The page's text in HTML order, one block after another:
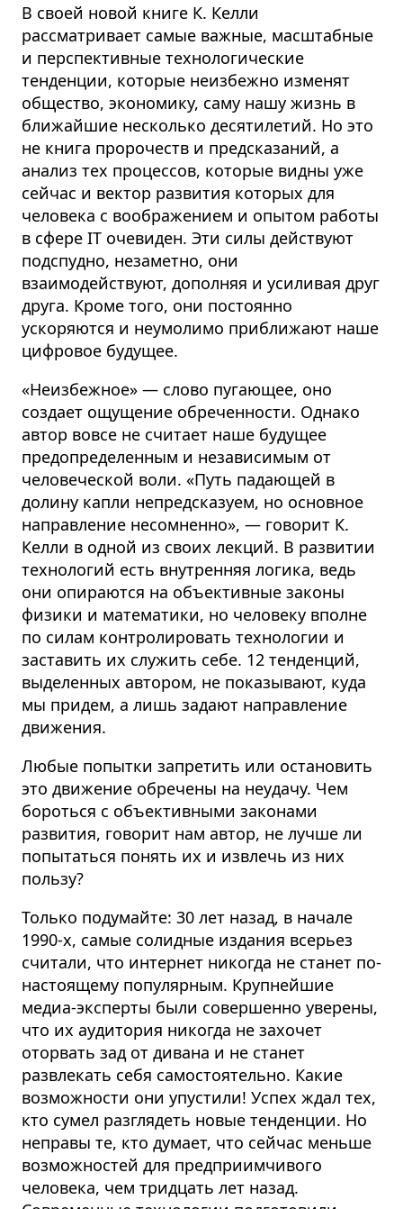
В своей новой книге К. Келли
рассматривает самые важные, масштабные
и перспективные технологические
тенденции, которые неизбежно изменят
общество, экономику, саму нашу жизнь в
ближайшие несколько десятилетий. Но это
не книга пророчеств и предсказаний, а
анализ тех процессов, которые видны уже
сейчас и вектор развития которых для
человека с воображением и опытом работы
в сфере IT очевиден. Эти силы действуют
подспудно, незаметно, они
взаимодействуют, дополняя и усиливая друг
друга. Кроме того, они постоянно
ускоряются и неумолимо приближают наше
цифровое будущее.
«Неизбежное» — слово пугающее, оно
создает ощущение обреченности. Однако
автор вовсе не считает наше будущее
предопределенным и независимым от
человеческой воли. «Путь падающей в
долину капли непредсказуем, но основное
направление несомненно», — говорит К.
Келли в одной из своих лекций. В развитии
технологий есть внутренняя логика, ведь
они опираются на объективные законы
физики и математики, но человеку вполне
по силам контролировать технологии и
заставить их служить себе. 12 тенденций,
выделенных автором, не показывают, куда
мы придем, а лишь задают направление
движения.
Любые попытки запретить или остановить
это движение обречены на неудачу. Чем
бороться с объективными законами
развития, говорит нам автор, не лучше ли
попытаться понять их и извлечь из них
пользу?
Только подумайте: 30 лет назад, в начале
1990-х, самые солидные издания всерьез
считали, что интернет никогда не станет по-
настоящему популярным. Крупнейшие
медиа-эксперты были совершенно уверены,
что их аудитория никогда не захочет
оторвать зад от дивана и не станет
развлекать себя самостоятельно. Какие
возможности они упустили! Успех ждал тех,
кто сумел разглядеть новые тенденции. Но
неправы те, кто думает, что сейчас меньше
возможностей для предприимчивого
человека, чем тридцать лет назад.